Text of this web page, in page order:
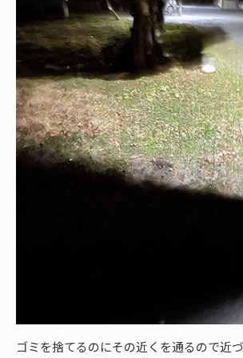
ゴミを捨てるのにその近くを通るので近